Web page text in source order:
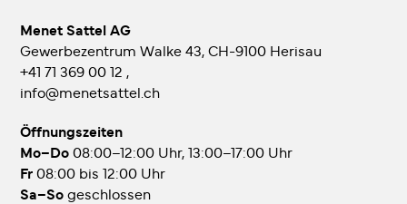
Menet Sattel AG
Gewerbezentrum Walke 43, CH-9100 Herisau
+41 71 369 00 12 ,
info@menetsattel.ch
Öffnungszeiten
Mo–Do08:00–12:00 Uhr, 13:00–17:00 Uhr
Fr08:00 bis 12:00 Uhr
Sa–Sogeschlossen